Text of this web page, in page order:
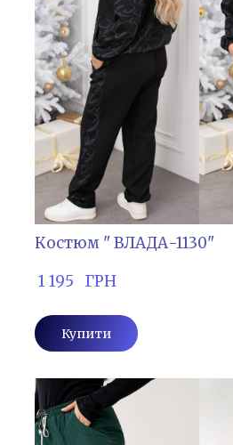
Костюм " ВЛАДА-1130"
1 195   ГРН
Купити